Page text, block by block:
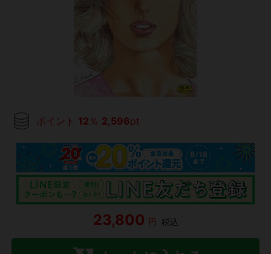
ポイント 12 ％ 2,596pt
23,800 円 税込